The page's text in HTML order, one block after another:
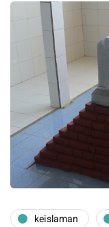
keislaman